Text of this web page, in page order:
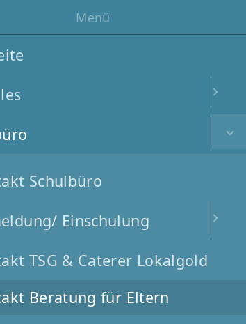
Unterricht und Projekte
Menü
Schulbüro
Einschulung
TSG & Caterer Lokalgold
Beratung für Eltern